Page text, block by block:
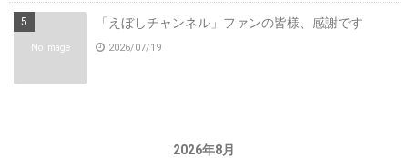
No Image
「えぼしチャンネル」ファンの皆様、感謝です
2026/07/19
2026年8月